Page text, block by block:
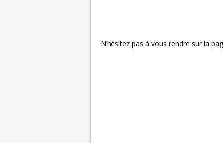
N’hésitez pas à vous rendre sur la